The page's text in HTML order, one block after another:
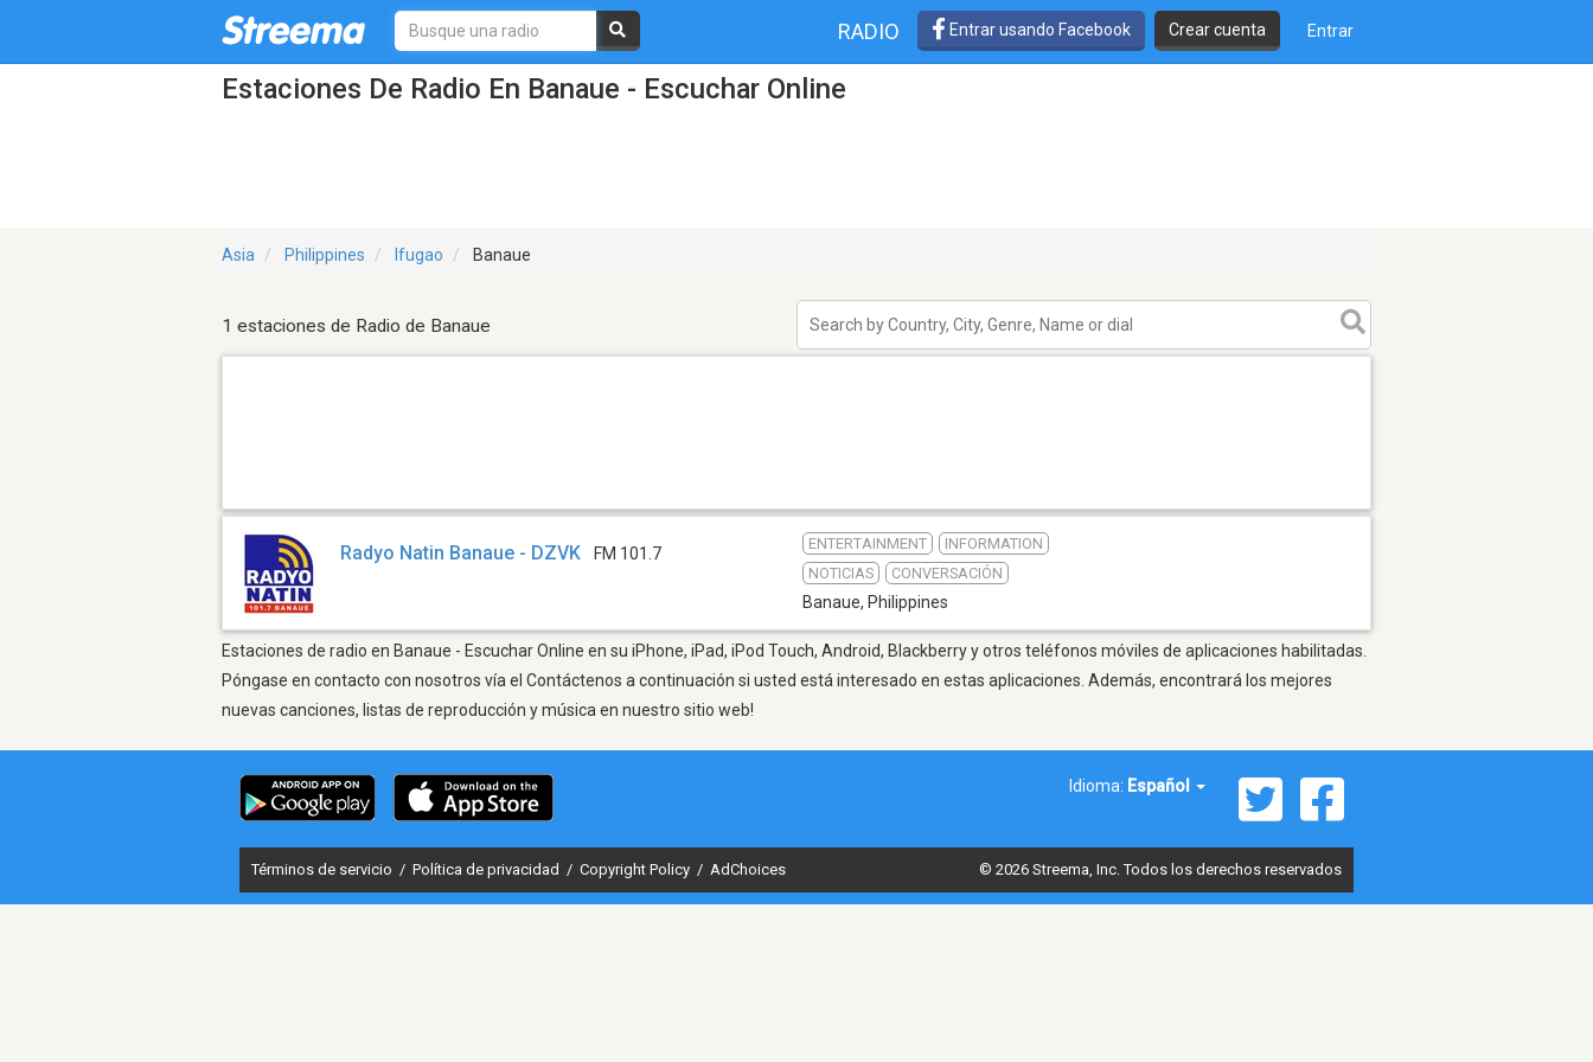
RADIO Entrar usando Facebook Crear cuenta Entrar
Estaciones De Radio En Banaue - Escuchar Online
Asia Philippines Ifugao Banaue
1 estaciones de Radio de Banaue
Radyo Natin Banaue - DZVK FM 101.7
ENTERTAINMENT
INFORMATION
NOTICIAS
CONVERSACIÓN
Banaue, Philippines
Estaciones de radio en Banaue - Escuchar Online en su iPhone, iPad, iPod Touch, Android, Blackberry y otros teléfonos móviles de aplicaciones habilitadas.
Póngase en contacto con nosotros vía el Contáctenos a continuación si usted está interesado en estas aplicaciones. Además, encontrará los mejores
nuevas canciones, listas de reproducción y música en nuestro sitio web!
Idioma: Español
Términos de servicio / Política de privacidad / Copyright Policy / AdChoices © 2026 Streema, Inc. Todos los derechos reservados